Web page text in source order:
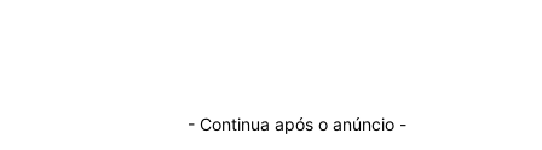
- Continua após o anúncio -